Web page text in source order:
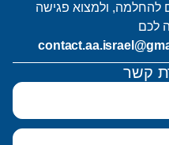
קשר
להחלמה, ולמצוא פגישה
לכם